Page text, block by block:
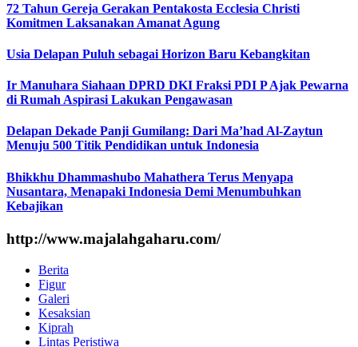
72 Tahun Gereja Gerakan Pentakosta Ecclesia Christi
Komitmen Laksanakan Amanat Agung
Usia Delapan Puluh sebagai Horizon Baru Kebangkitan
Ir Manuhara Siahaan DPRD DKI Fraksi PDI P Ajak Pewarna
di Rumah Aspirasi Lakukan Pengawasan
Delapan Dekade Panji Gumilang: Dari Ma’had Al-Zaytun
Menuju 500 Titik Pendidikan untuk Indonesia
Bhikkhu Dhammashubo Mahathera Terus Menyapa
Nusantara, Menapaki Indonesia Demi Menumbuhkan
Kebajikan
http://www.majalahgaharu.com/
Berita
Figur
Galeri
Kesaksian
Kiprah
Lintas Peristiwa